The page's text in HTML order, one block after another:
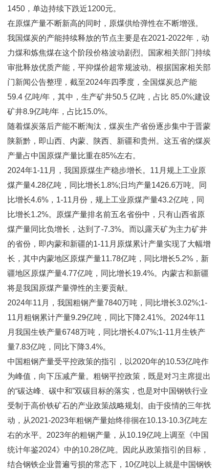
1450，单边持续下跌近1200元。
在原煤产量不断新高的同时，原煤供给弹性在不断增强。
我国煤炭的产能持续释放的节点主要是在2021-2022年，动
力煤和炼焦煤在这个阶段价格波动剧烈。国家相关部门持续
审批释放优质产能，平抑煤价超常规波动。根据国家相关部
门新闻公告整理，截至2024年四季度，全国煤炭总产能
59.4 亿吨/年，其中，生产矿井50.5 亿吨，占比 85.0%;建设
矿井8.9亿吨/年，占比15.0%。
随着煤炭落后产能不断淘汰，煤炭生产省份逐步集中于晋蒙
陕新黔，即山西、内蒙、陕西、新疆和贵州。这五省的煤炭
产量占中国原煤产量比重在85%左右。
2024年1-11月，我国原煤生产稳步增长。11月规上工业原
煤产量4.28亿吨，同比增长1.8%;日均产量1426.6万吨。同
比增长4.6%，1-11月份，规上工业原煤产量43.2亿吨，同
比增长1.2%。原煤产量排名前五名省份中，只有山西省原
煤产量同比负增长，达到了-7.3%。而以露天矿为主力矿井
的省份，即内蒙和新疆的1-11月原煤累计产量实现了大幅增
长，其中内蒙地区原煤产量11.78亿吨，同比增长5.2%，新
疆地区原煤产量4.77亿吨，同比增长19.4%。内蒙古和新疆
将是我国原煤产量弹性的主要贡献。
2024年11月，我国粗钢产量7840万吨，同比增长3.02%;1-
11月粗钢累计产量9.29亿吨，同比下降2.41%。2024年11
月我国生铁产量6748万吨，同比增长4.07%;1-11月生铁产
量7.83亿吨，同比下降3.4%。
中国粗钢产量受平控政策的指引，以2020年的10.53亿吨作
为峰值，向下压减产量。粗钢平控政策，既是对习主席提出
的“碳达峰、碳中和”双碳目标的落实，也是对中国钢铁行业
受制于高价铁矿石的产业政策战略规划。由于疫情的三年扰
动，从2021-2023年粗钢产量始终徘徊在10.13-10.3亿吨左
右的水平。2023年的粗钢产量，从10.19亿吨上调至《中国
统计年鉴2024》中的10.28亿吨。因此从政策指引的目标，
结合钢铁企业普遍亏损的常态下，10亿吨以上就是中国钢铁